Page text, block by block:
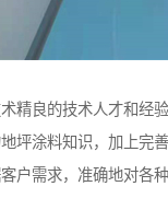
精良的技术人才和经
坪涂料知识，加上完善
户需求，准确地对各